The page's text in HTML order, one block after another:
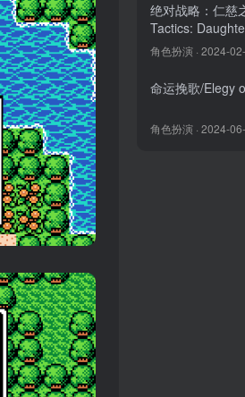
绝对战略：仁慈
Tactics:
角色扮演 · 2024-
命运挽歌/Elegy
角色扮演 · 2024-